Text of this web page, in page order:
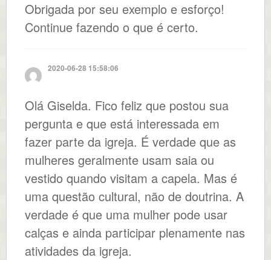
Obrigada por seu exemplo e esforço!
Continue fazendo o que é certo.
2020-06-28 15:58:06
Olá Giselda. Fico feliz que postou sua
pergunta e que está interessada em
fazer parte da igreja. É verdade que as
mulheres geralmente usam saia ou
vestido quando visitam a capela. Mas é
uma questão cultural, não de doutrina. A
verdade é que uma mulher pode usar
calças e ainda participar plenamente nas
atividades da igreja.